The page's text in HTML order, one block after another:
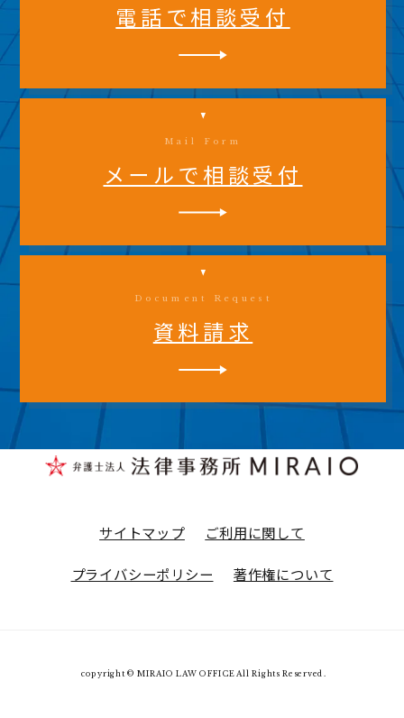
電話で相談受付
Mail Form
メールで相談受付
Document Request
資料請求
サイトマップ ご利用に関して
プライバシーポリシー 著作権について
copyright © MIRAIO LAW OFFICE All Rights Reserved.